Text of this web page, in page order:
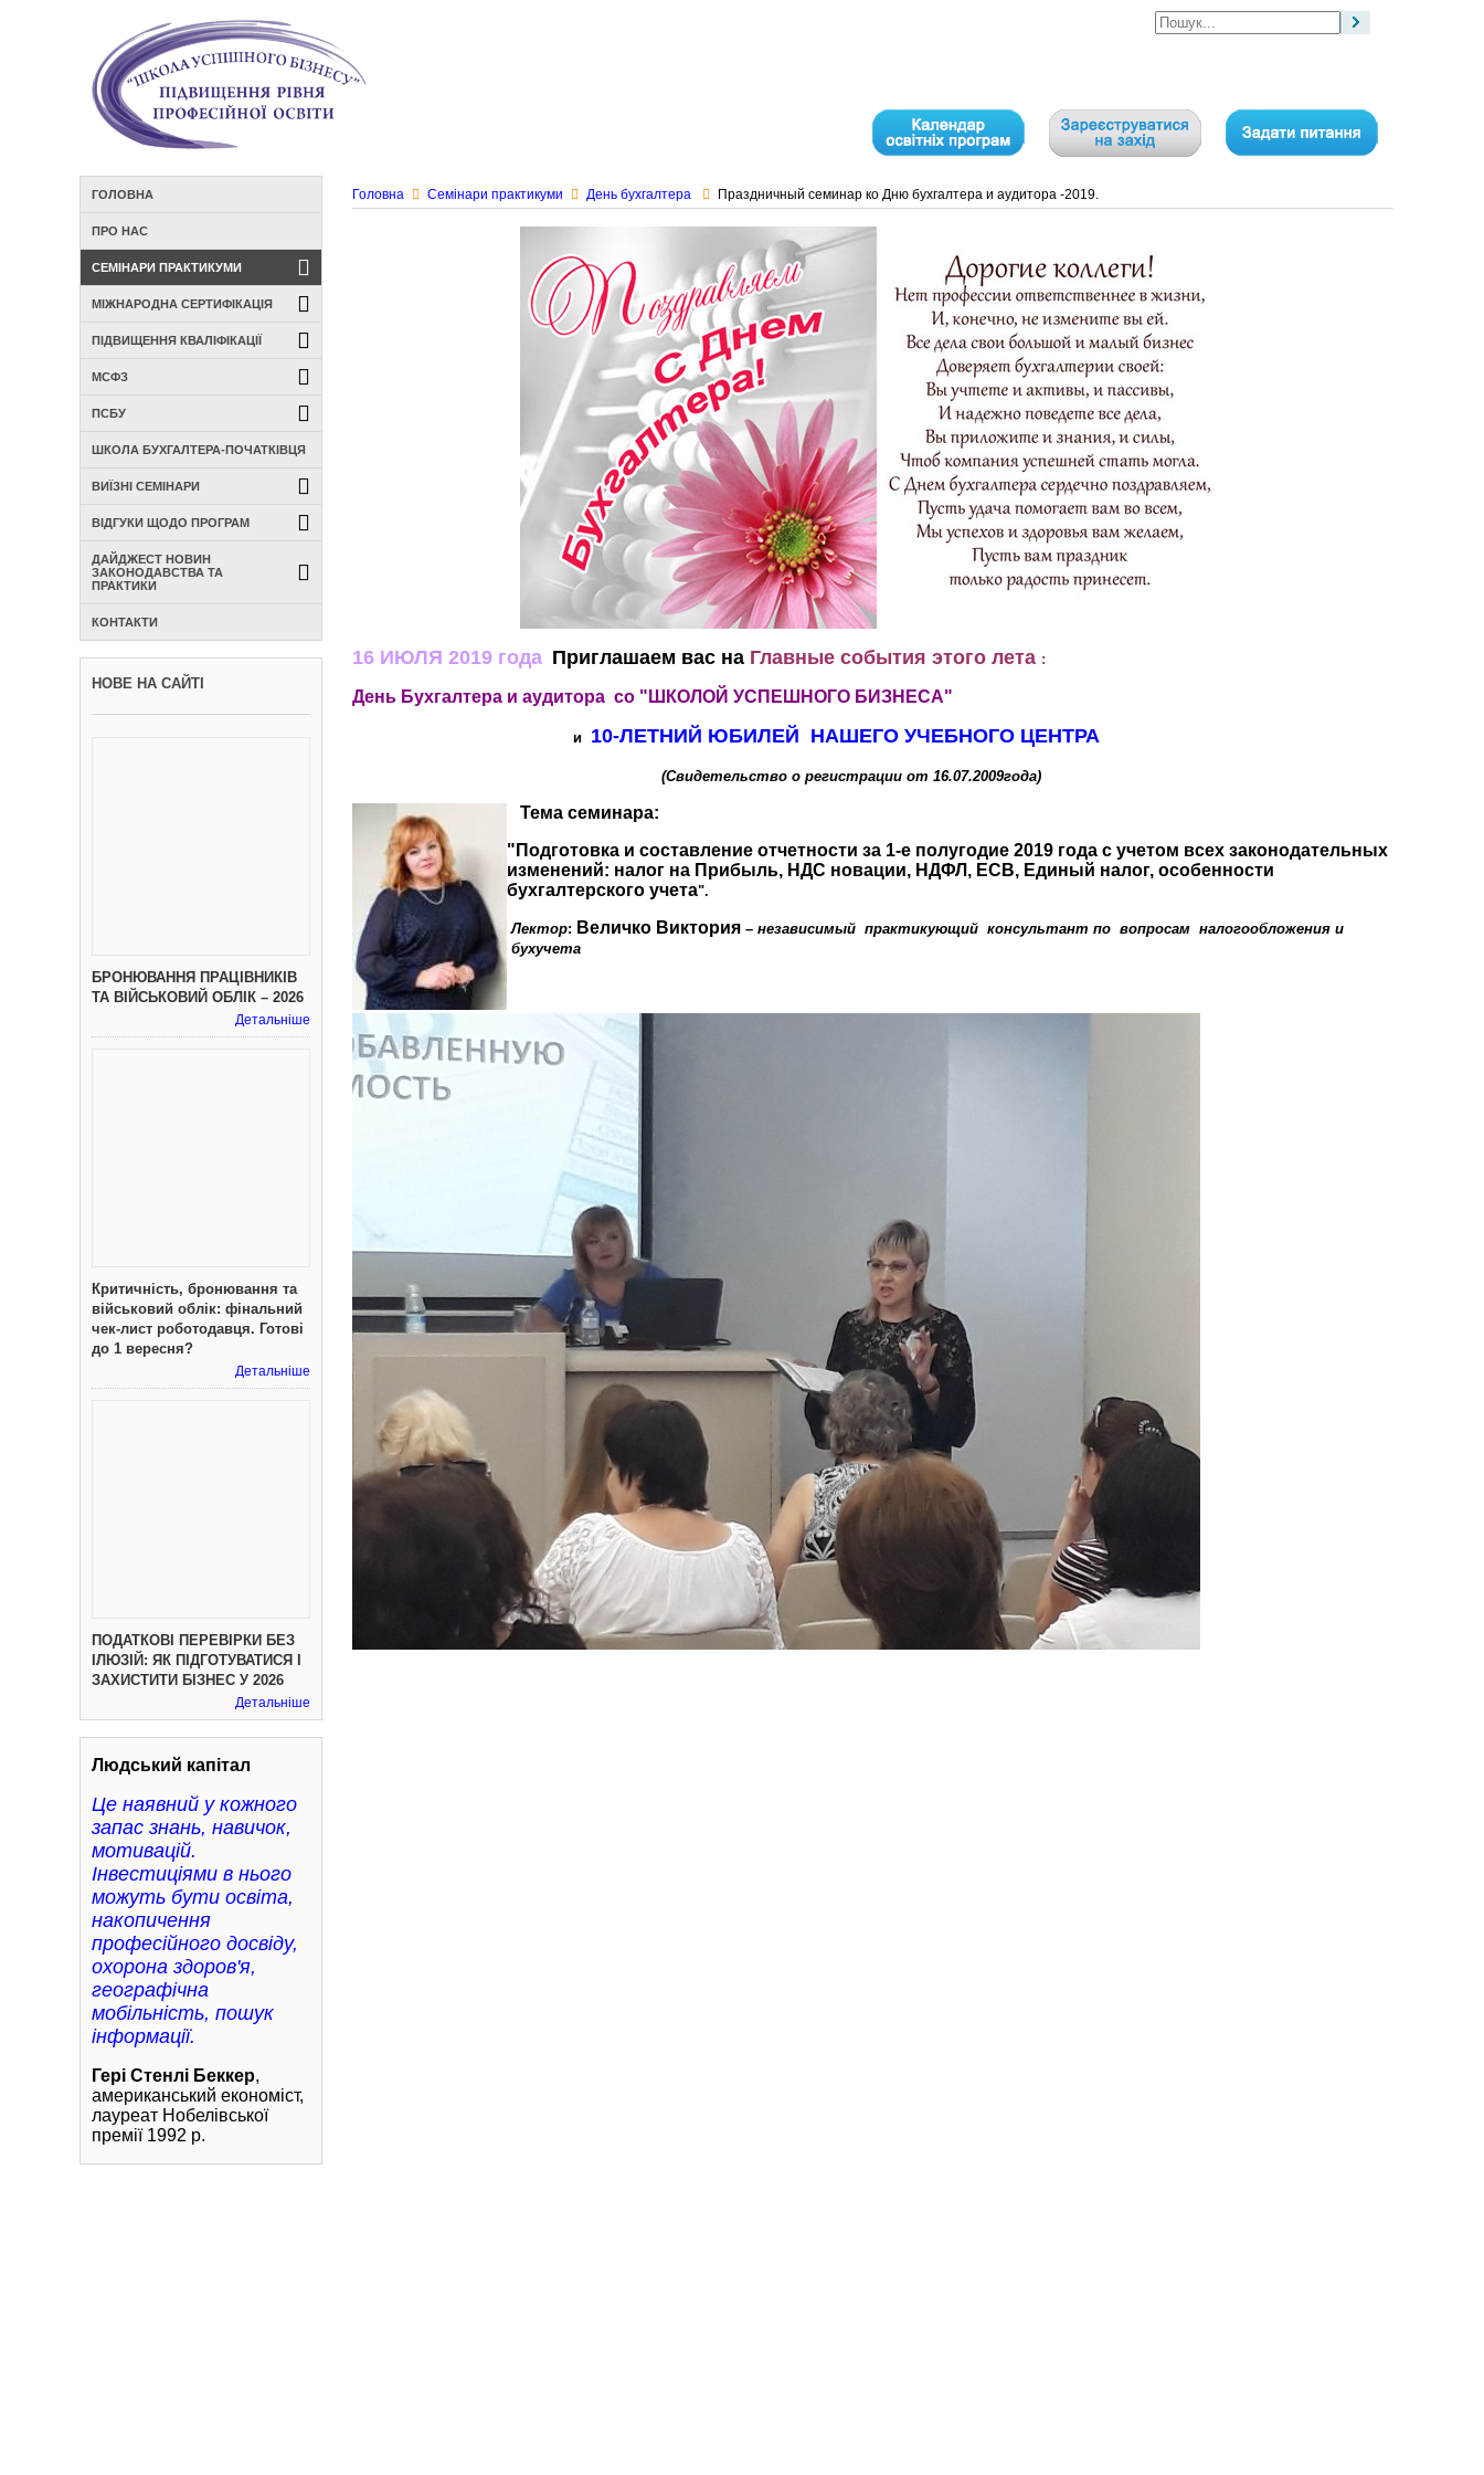
Головна Семінари практикуми День бухгалтера Праздничный семинар ко Дню бухгалтера и аудитора -2019.
16 ИЮЛЯ 2019 года Приглашаем вас на Главные события этого лета :
День Бухгалтера и аудитора со "ШКОЛОЙ УСПЕШНОГО БИЗНЕСА"
и 10-ЛЕТНИЙ ЮБИЛЕЙ НАШЕГО УЧЕБНОГО ЦЕНТРА
(Свидетельство о регистрации от 16.07.2009года)
Тема семинара:
"Подготовка и составление отчетности за 1-е полугодие 2019 года с учетом всех законодательных
изменений: налог на Прибыль, НДС новации, НДФЛ, ЕСВ, Единый налог, особенности
бухгалтерского учета".
Лектор: Величко Виктория – независимый практикующий консультант по вопросам налогообложения и
бухучета
ГОЛОВНА
ПРО НАС
СЕМІНАРИ ПРАКТИКУМИ
МІЖНАРОДНА СЕРТИФІКАЦІЯ
ПІДВИЩЕННЯ КВАЛІФІКАЦІЇ
МСФЗ
ПСБУ
ШКОЛА БУХГАЛТЕРА-ПОЧАТКІВЦЯ
ВИЇЗНІ СЕМІНАРИ
ВІДГУКИ ЩОДО ПРОГРАМ
ДАЙДЖЕСТ НОВИН
ЗАКОНОДАВСТВА ТА
ПРАКТИКИ
КОНТАКТИ
НОВЕ НА САЙТІ
БРОНЮВАННЯ ПРАЦІВНИКІВ
ТА ВІЙСЬКОВИЙ ОБЛІК – 2026
Детальніше
Критичність, бронювання та
військовий облік: фінальний
чек-лист роботодавця. Готові
до 1 вересня?
Детальніше
ПОДАТКОВІ ПЕРЕВІРКИ БЕЗ
ІЛЮЗІЙ: ЯК ПІДГОТУВАТИСЯ І
ЗАХИСТИТИ БІЗНЕС У 2026
Детальніше
Людський капітал
Це наявний у кожного
запас знань, навичок,
мотивацій.
Інвестиціями в нього
можуть бути освіта,
накопичення
професійного досвіду,
охорона здоров'я,
географічна
мобільність, пошук
інформації.
Гері Стенлі Беккер,
американський економіст,
лауреат Нобелівської
премії 1992 р.